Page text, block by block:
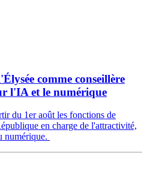
comme conseillère
l'IA et le numérique
du 1er août les fonctions de
en charge de l'attractivité,
numérique.